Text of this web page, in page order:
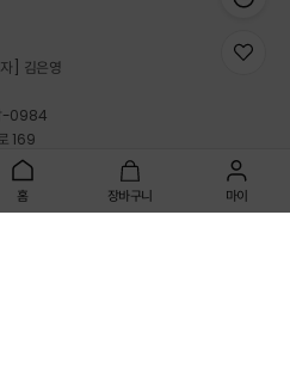
홈 장바구니 마이
] 김은영
-0984
169
리미엄 아울렛로 33-20
위
이
동